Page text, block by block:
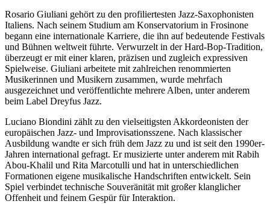
Rosario Giuliani gehört zu den profiliertesten Jazz-Saxophonisten
Italiens. Nach seinem Studium am Konservatorium in Frosinone
begann eine internationale Karriere, die ihn auf bedeutende Festivals
und Bühnen weltweit führte. Verwurzelt in der Hard-Bop-Tradition,
überzeugt er mit einer klaren, präzisen und zugleich expressiven
Spielweise. Giuliani arbeitete mit zahlreichen renommierten
Musikerinnen und Musikern zusammen, wurde mehrfach
ausgezeichnet und veröffentlichte mehrere Alben, unter anderem
beim Label Dreyfus Jazz.
Luciano Biondini zählt zu den vielseitigsten Akkordeonisten der
europäischen Jazz- und Improvisationsszene. Nach klassischer
Ausbildung wandte er sich früh dem Jazz zu und ist seit den 1990er-
Jahren international gefragt. Er musizierte unter anderem mit Rabih
Abou-Khalil und Rita Marcotulli und hat in unterschiedlichen
Formationen eigene musikalische Handschriften entwickelt. Sein
Spiel verbindet technische Souveränität mit großer klanglicher
Offenheit und feinem Gespür für Interaktion.